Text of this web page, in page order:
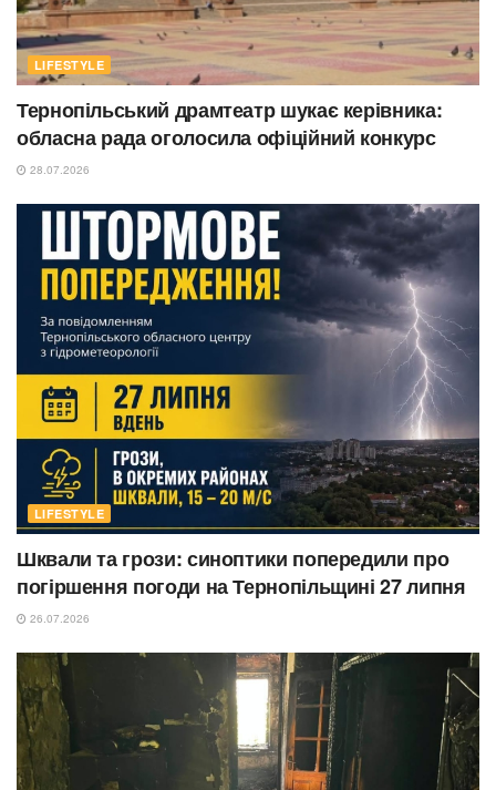
LIFESTYLE
Тернопільський драмтеатр шукає керівника:
обласна рада оголосила офіційний конкурс
28.07.2026
LIFESTYLE
Шквали та грози: синоптики попередили про
погіршення погоди на Тернопільщині 27 липня
26.07.2026